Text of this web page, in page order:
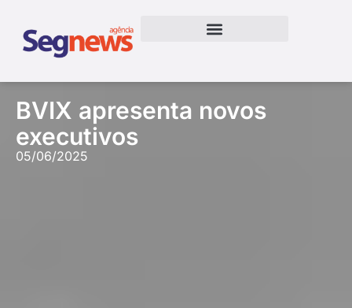
BVIX apresenta novos
executivos
05/06/2025